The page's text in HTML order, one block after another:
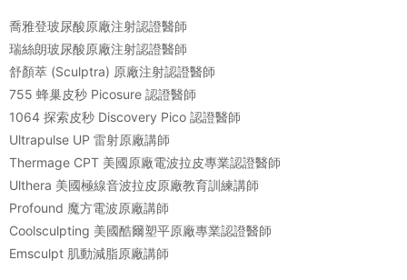
喬雅登玻尿酸原廠注射認證醫師
瑞絲朗玻尿酸原廠注射認證醫師
舒顏萃 (Sculptra) 原廠注射認證醫師
755 蜂巢皮秒 Picosure 認證醫師
1064 探索皮秒 Discovery Pico 認證醫師
Ultrapulse UP 雷射原廠講師
Thermage CPT 美國原廠電波拉皮專業認證醫師
Ulthera 美國極線音波拉皮原廠教育訓練講師
Profound 魔方電波原廠講師
Coolsculpting 美國酷爾塑平原廠專業認證醫師
Emsculpt 肌動減脂原廠講師